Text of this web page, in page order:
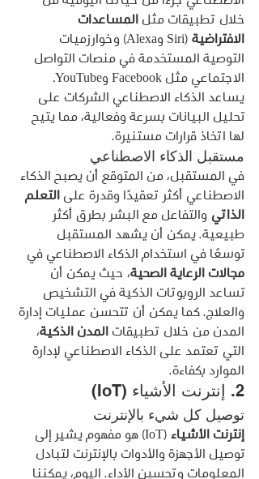
خلال تطبيقات مثل المساعدات
الافتراضية
(Siri وAlexa) وخوارزميات
التوصية المستخدمة في منصات التواصل
الاجتماعي مثل Facebook وYouTube.
يساعد الذكاء الاصطناعي الشركات على
تحليل البيانات بسرعة وفعالية، مما يتيح
لها اتخاذ قرارات مستنيرة.
مستقبل الذكاء الاصطناعي
في المستقبل، من المتوقع أن يصبح الذكاء
الاصطناعي أكثر تعقيدًا وقدرة على التعلم
الذاتي والتفاعل مع البشر بطرق أكثر
طبيعية. يمكن أن يشهد المستقبل
توسعًا في استخدام الذكاء الاصطناعي في
مجالات الرعاية الصحية، حيث يمكن أن
تساعد الروبوتات الذكية في التشخيص
والعلاج. كما يمكن أن تتحسن عمليات إدارة
المدن من خلال تطبيقات المدن الذكية،
التي تعتمد على الذكاء الاصطناعي لإدارة
الموارد بكفاءة.
2. إنترنت الأشياء (IoT)
توصيل كل شيء بالإنترنت
إنترنت الأشياء
(IoT) هو مفهوم يشير إلى
توصيل الأجهزة والأدوات بالإنترنت لتبادل
المعلومات وتحسين الأداء. اليوم، يمكننا